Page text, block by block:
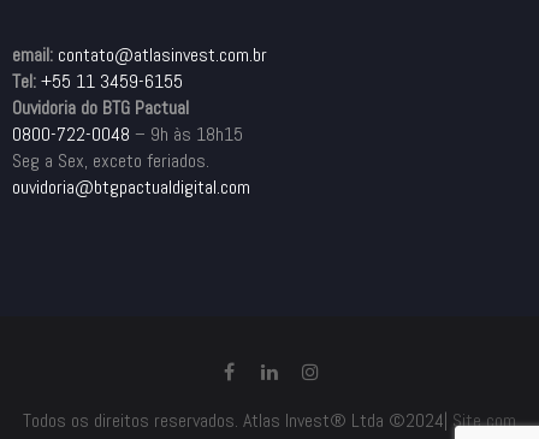
email: contato@atlasinvest.com.br
Tel:+55 11 3459-6155
Ouvidoria do BTG Pactual
0800-722-0048 – 9h às 18h15
Seg a Sex, exceto feriados.
ouvidoria@btgpactualdigital.com
Todos os direitos reservados. Atlas Invest® Ltda ©2024| Site com